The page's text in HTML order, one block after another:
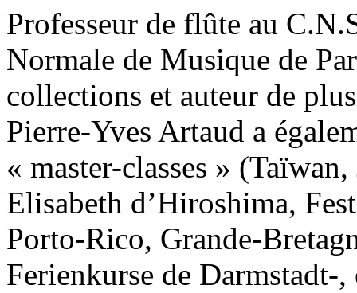
Professeur de flûte au
Normale de Musique de
collections et auteur de
Pierre-Yves Artaud a
« master-classes »
Elisabeth d’Hiroshima,
Porto-Rico, Grande-
Ferienkurse de Darmstadt-,